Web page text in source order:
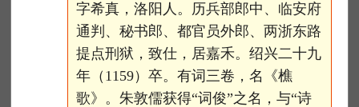
字希真，洛阳人。历兵部郎中、临安府
通判、秘书郎、都官员外郎、两浙东路
提点刑狱，致仕，居嘉禾。绍兴二十九
年（1159）卒。有词三卷，名《樵
歌》。朱敦儒获得“词俊”之名，与“诗